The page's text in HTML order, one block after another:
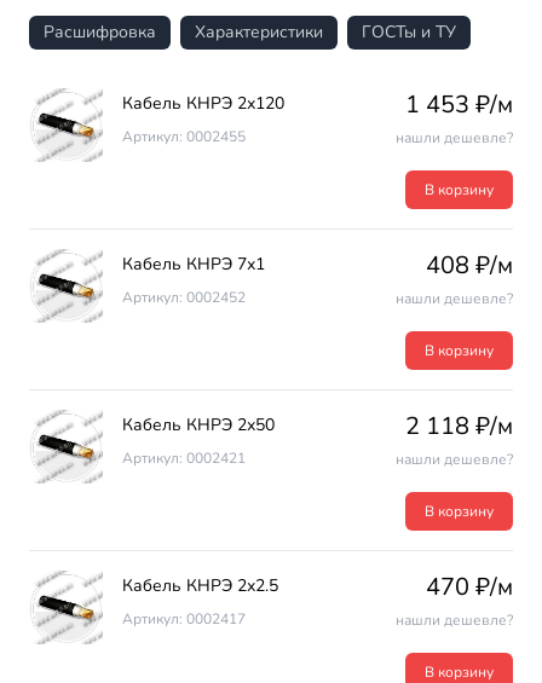
Расшифровка Характеристики ГОСТы и ТУ
Кабель КНРЭ 2х120
Артикул: 0002455
1 453 ₽/м
нашли дешевле?
В корзину
Кабель КНРЭ 7х1
Артикул: 0002452
408 ₽/м
нашли дешевле?
В корзину
Кабель КНРЭ 2х50
Артикул: 0002421
2 118 ₽/м
нашли дешевле?
В корзину
Кабель КНРЭ 2х2.5
Артикул: 0002417
470 ₽/м
нашли дешевле?
В корзину